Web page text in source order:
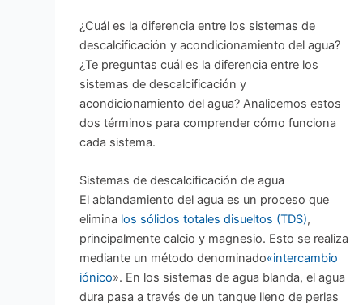
¿Cuál es la diferencia entre los sistemas de
descalcificación y acondicionamiento del agua?
¿Te preguntas cuál es la diferencia entre los
sistemas de descalcificación y
acondicionamiento del agua? Analicemos estos
dos términos para comprender cómo funciona
cada sistema.
Sistemas de descalcificación de agua
El ablandamiento del agua es un proceso que
elimina los sólidos totales disueltos (TDS),
principalmente calcio y magnesio. Esto se realiza
mediante un método denominado«intercambio
iónico». En los sistemas de agua blanda, el agua
dura pasa a través de un tanque lleno de perlas